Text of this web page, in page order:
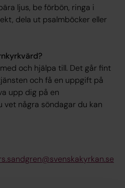
ljus, be förbön, ringa i
dela ut psalmböcker eller
och hjälpa till. Det går fint
och få en uppgift på
upp dig på en
några söndagar du kan